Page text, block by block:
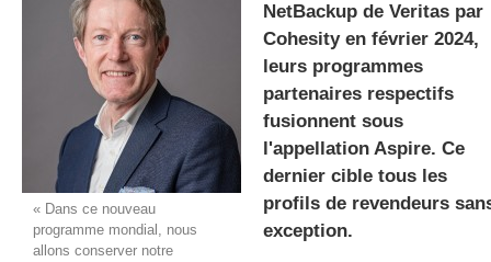
« Dans ce nouveau
programme mondial, nous
allons conserver notre
NetBackup de Veritas par
Cohesity en février 2024,
leurs programmes
partenaires respectifs
fusionnent sous
l'appellation Aspire. Ce
dernier cible tous les
profils de revendeurs
exception.